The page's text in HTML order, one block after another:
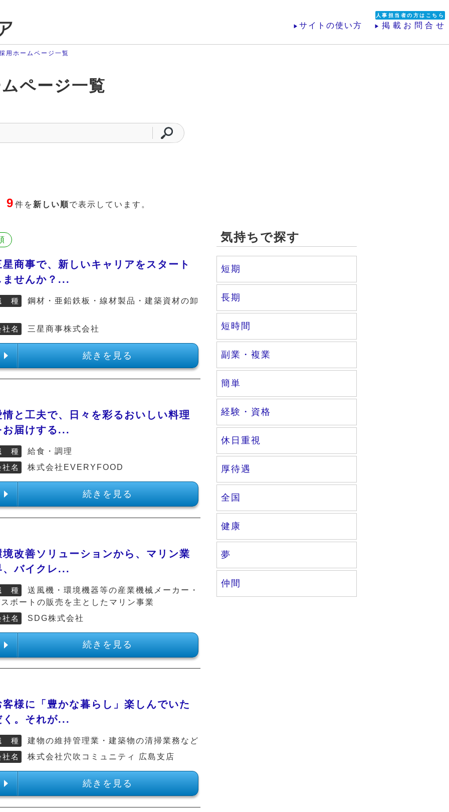
サイトの使い方
人事担当者の方はこちら
掲載お問合せ
用ホームページ一覧
ページ一覧
9 件を 新しい順で表示しています。
星商事で、新しいキャリアをスタート
ませんか？...
種
鋼材・亜鉛鉄板・線材製品・建築資材の卸
社名
三星商事株式会社
続きを見る
情と工夫で、日々を彩るおいしい料理
お届けする...
種
給食・調理
社名
株式会社EVERYFOOD
続きを見る
境改善ソリューションから、マリン業
、バイクレ...
種
送風機・環境機器等の産業機械メーカー・
ボートの販売を主としたマリン事業
社名
SDG株式会社
続きを見る
客様に「豊かな暮らし」楽しんでいた
く。それが...
種
建物の維持管理業・建築物の清掃業務など
社名
株式会社穴吹コミュニティ 広島支店
続きを見る
気持ちで探す
短期
長期
短時間
副業・複業
簡単
経験・資格
休日重視
厚待遇
全国
健康
夢
仲間